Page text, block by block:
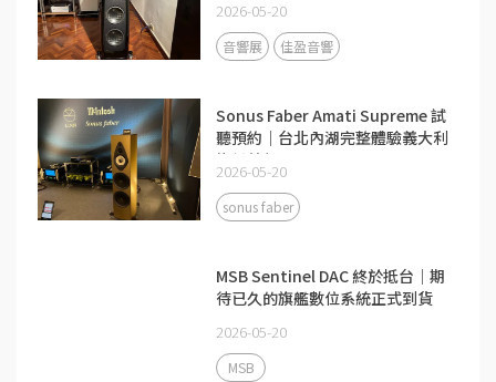
2026-05-20
音響展 佳盈音響
Sonus Faber Amati Supreme 試
聽預約｜台北內湖完整體驗義大利
旗艦美聲
2026-05-20
sonus faber
MSB Sentinel DAC 終於抵台｜期
待已久的旗艦數位系統正式到貨
2026-05-20
MSB